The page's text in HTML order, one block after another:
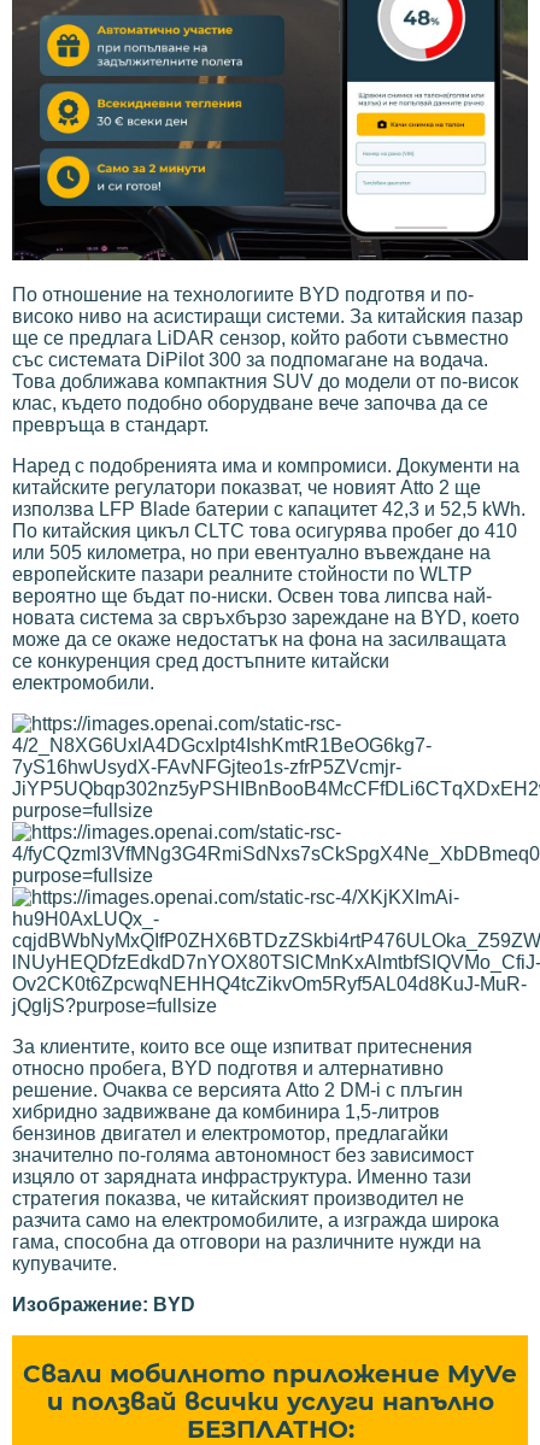
По отношение на технологиите BYD подготвя и по-
високо ниво на асистиращи системи. За китайския пазар
ще се предлага LiDAR сензор, който работи съвместно
със системата DiPilot 300 за подпомагане на водача.
Това доближава компактния SUV до модели от по-висок
клас, където подобно оборудване вече започва да се
превръща в стандарт.
Наред с подобренията има и компромиси. Документи на
китайските регулатори показват, че новият Atto 2 ще
използва LFP Blade батерии с капацитет 42,3 и 52,5 kWh.
По китайския цикъл CLTC това осигурява пробег до 410
или 505 километра, но при евентуално въвеждане на
европейските пазари реалните стойности по WLTP
вероятно ще бъдат по-ниски. Освен това липсва най-
новата система за свръхбързо зареждане на BYD, което
може да се окаже недостатък на фона на засилващата
се конкуренция сред достъпните китайски
електромобили.
За клиентите, които все още изпитват притеснения
относно пробега, BYD подготвя и алтернативно
решение. Очаква се версията Atto 2 DM-i с плъгин
хибридно задвижване да комбинира 1,5-литров
бензинов двигател и електромотор, предлагайки
значително по-голяма автономност без зависимост
изцяло от зарядната инфраструктура. Именно тази
стратегия показва, че китайският производител не
разчита само на електромобилите, а изгражда широка
гама, способна да отговори на различните нужди на
купувачите.
Изображение: BYD
Свали мобилното приложение MyVe
и ползвай всички услуги напълно
БЕЗПЛАТНО: